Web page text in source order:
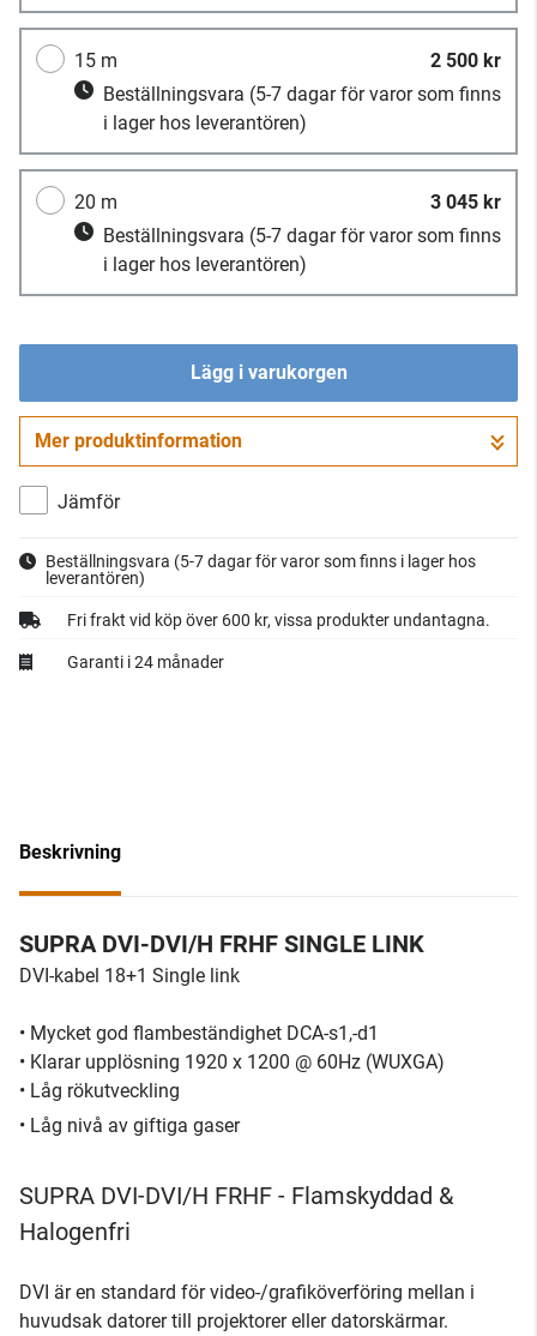
15 m
2 500 kr
Beställningsvara (5-7 dagar för varor som finns
i lager hos leverantören)
20 m
3 045 kr
Beställningsvara (5-7 dagar för varor som finns
i lager hos leverantören)
Lägg i varukorgen
Gå till kassan
Mer produktinformation
Jämför
Beställningsvara (5-7 dagar för varor som finns i lager hos
leverantören)
Fri frakt vid köp över 600 kr, vissa produkter undantagna.
Garanti i 24 månader
Beskrivning
SUPRA DVI-DVI/H FRHF SINGLE LINK
DVI-kabel 18+1 Single link
• Mycket god flambeständighet DCA-s1,-d1
• Klarar upplösning 1920 x 1200 @ 60Hz (WUXGA)
• Låg rökutveckling
• Låg nivå av giftiga gaser
SUPRA DVI-DVI/H FRHF - Flamskyddad &
Halogenfri
DVI är en standard för video-/grafiköverföring mellan i
huvudsak datorer till projektorer eller datorskärmar.